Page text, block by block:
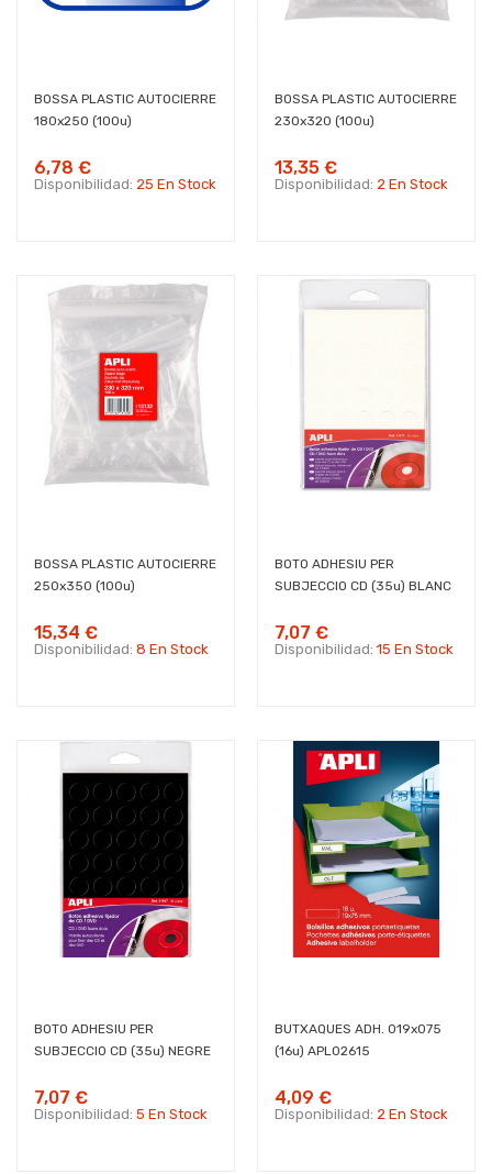
BOSSA PLASTIC AUTOCIERRE
180x250 (100u)
6,78 €
Disponibilidad: 25 En Stock
BOSSA PLASTIC AUTOCIERRE
230x320 (100u)
13,35 €
Disponibilidad: 2 En Stock
BOSSA PLASTIC AUTOCIERRE
250x350 (100u)
15,34 €
Disponibilidad: 8 En Stock
BOTO ADHESIU PER
SUBJECCIO CD (35u) BLANC
7,07 €
Disponibilidad: 15 En Stock
BOTO ADHESIU PER
SUBJECCIO CD (35u) NEGRE
7,07 €
Disponibilidad: 5 En Stock
BUTXAQUES ADH. 019x075
(16u) APL02615
4,09 €
Disponibilidad: 2 En Stock